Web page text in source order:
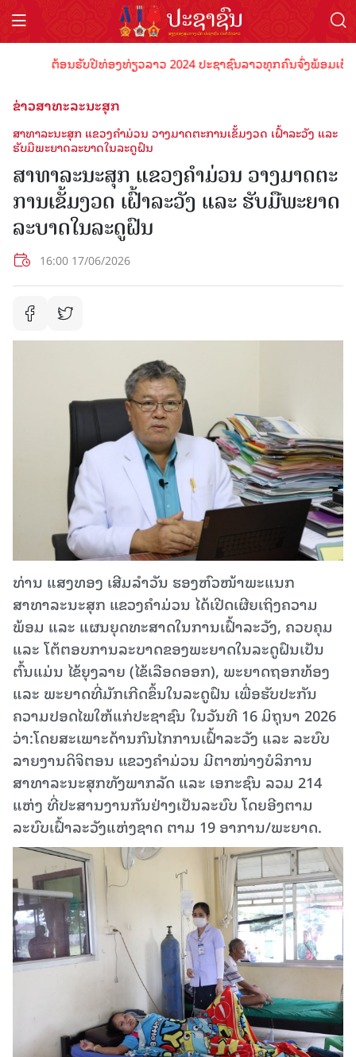
ຕ້ອນຮັບປີທ່ອງທ່ຽວລາວ 2024 ປະຊາຊົນລາວທຸກຄົນຈົ່ງພ້ອມເປັນ
ຂ່າວສາທະລະນະສຸກ
ສາທາລະນະສຸກ ແຂວງຄໍາມ່ວນ ວາງມາດຕະການເຂັ້ມງວດ ເຝົ້າລະວັງ ແລະ
ຮັບມືພະຍາດລະບາດໃນລະດູຝົນ
ສາທາລະນະສຸກ ແຂວງຄໍາມ່ວນ ວາງມາດຕະ
ການເຂັ້ມງວດ ເຝົ້າລະວັງ ແລະ ຮັບມືພະຍາດ
ລະບາດໃນລະດູຝົນ
16:00 17/06/2026
ທ່ານ ແສງທອງ ເສີມລໍາວັນ ຮອງຫົວໜ້າພະແນກ
ສາທາລະນະສຸກ ແຂວງຄໍາມ່ວນ ໄດ້ເປີດເຜີຍເຖິງຄວາມ
ພ້ອມ ແລະ ແຜນຍຸດທະສາດໃນການເຝົ້າລະວັງ, ຄວບຄຸມ
ແລະ ໂຕ້ຕອບການລະບາດຂອງພະຍາດໃນລະດູຝົນເປັນ
ຕົ້ນແມ່ນ ໄຂ້ຍຸງລາຍ (ໄຂ້ເລືອດອອກ), ພະຍາດຖອກທ້ອງ
ແລະ ພະຍາດທີ່ມັກເກີດຂຶ້ນໃນລະດູຝົນ ເພື່ອຮັບປະກັນ
ຄວາມປອດໄພໃຫ້ແກ່ປະຊາຊົນ ໃນວັນທີ 16 ມິຖຸນາ 2026
ວ່າ:ໂດຍສະເພາະດ້ານກົນໄກການເຝົ້າລະວັງ ແລະ ລະບົບ
ລາຍງານດິຈິຕອນ ແຂວງຄໍາມ່ວນ ມີຕາໜ່າງບໍລິການ
ສາທາລະນະສຸກທັງພາກລັດ ແລະ ເອກະຊົນ ລວມ 214
ແຫ່ງ ທີ່ປະສານງານກັນຢ່າງເປັນລະບົບ ໂດຍອີງຕາມ
ລະບົບເຝົ້າລະວັງແຫ່ງຊາດ ຕາມ 19 ອາການ/ພະຍາດ.